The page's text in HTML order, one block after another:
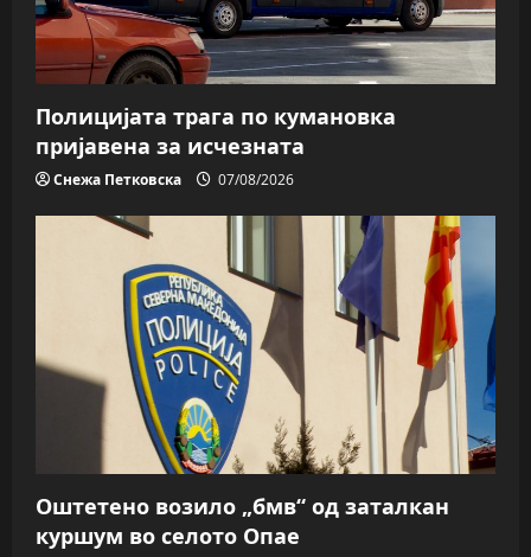
Полицијата трага пo кумановка
пријавена за исчезната
Снежа Петковска 07/08/2026
Оштетено возило „бмв“ од заталкан
куршум во селото Опае